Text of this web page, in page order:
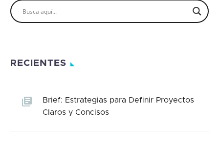
RECIENTES
Brief: Estrategias para Definir Proyectos
Claros y Concisos